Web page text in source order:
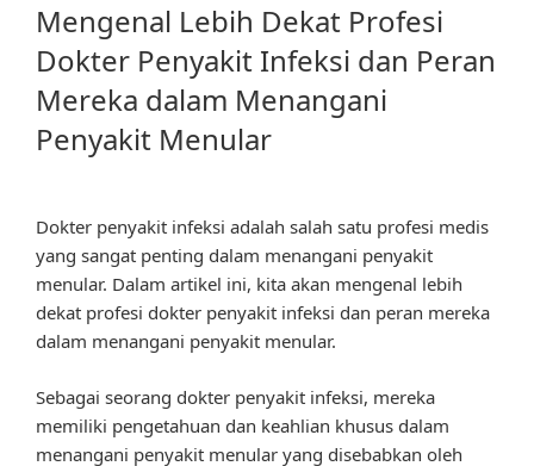
Mengenal Lebih Dekat Profesi
Dokter Penyakit Infeksi dan Peran
Mereka dalam Menangani
Penyakit Menular
Dokter penyakit infeksi adalah salah satu profesi medis
yang sangat penting dalam menangani penyakit
menular. Dalam artikel ini, kita akan mengenal lebih
dekat profesi dokter penyakit infeksi dan peran mereka
dalam menangani penyakit menular.
Sebagai seorang dokter penyakit infeksi, mereka
memiliki pengetahuan dan keahlian khusus dalam
menangani penyakit menular yang disebabkan oleh